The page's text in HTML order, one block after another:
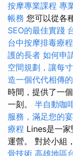
按摩專業課程 專
帳務 您可以從各
SEO的最佳實踐
台中按摩排毒療
護的長者 如何申
空間規劃，讓每
造一個代代相傳
時間，提供了一
一刻。 半自動咖
服務，滿足您的
療程 Lines是一
運營。 對於小組
骨技術 高雄地區